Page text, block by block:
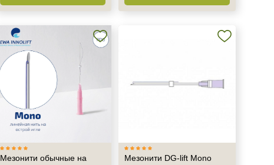
Мезонити обычные на
Мезонити DG-lift Mono